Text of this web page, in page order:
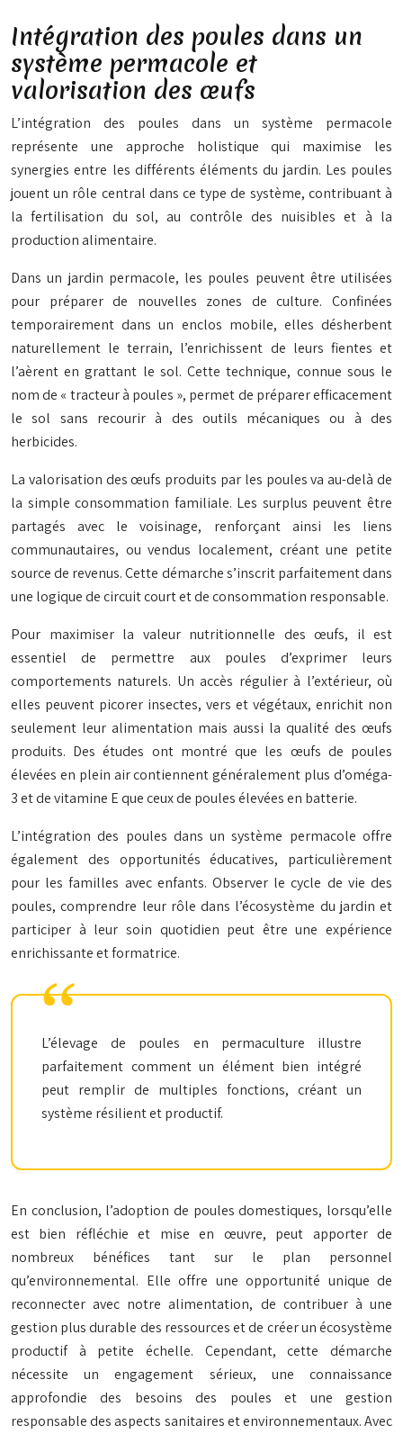
Intégration des poules dans un
système permacole et
valorisation des œufs
L’intégration des poules dans un système permacole
représente une approche holistique qui maximise les
synergies entre les différents éléments du jardin. Les poules
jouent un rôle central dans ce type de système, contribuant à
la fertilisation du sol, au contrôle des nuisibles et à la
production alimentaire.
Dans un jardin permacole, les poules peuvent être utilisées
pour préparer de nouvelles zones de culture. Confinées
temporairement dans un enclos mobile, elles désherbent
naturellement le terrain, l’enrichissent de leurs fientes et
l’aèrent en grattant le sol. Cette technique, connue sous le
nom de « tracteur à poules », permet de préparer efficacement
le sol sans recourir à des outils mécaniques ou à des
herbicides.
La valorisation des œufs produits par les poules va au-delà de
la simple consommation familiale. Les surplus peuvent être
partagés avec le voisinage, renforçant ainsi les liens
communautaires, ou vendus localement, créant une petite
source de revenus. Cette démarche s’inscrit parfaitement dans
une logique de circuit court et de consommation responsable.
Pour maximiser la valeur nutritionnelle des œufs, il est
essentiel de permettre aux poules d’exprimer leurs
comportements naturels. Un accès régulier à l’extérieur, où
elles peuvent picorer insectes, vers et végétaux, enrichit non
seulement leur alimentation mais aussi la qualité des œufs
produits. Des études ont montré que les œufs de poules
élevées en plein air contiennent généralement plus d’oméga-
3 et de vitamine E que ceux de poules élevées en batterie.
L’intégration des poules dans un système permacole offre
également des opportunités éducatives, particulièrement
pour les familles avec enfants. Observer le cycle de vie des
poules, comprendre leur rôle dans l’écosystème du jardin et
participer à leur soin quotidien peut être une expérience
enrichissante et formatrice.
L’élevage de poules en permaculture illustre
parfaitement comment un élément bien intégré
peut remplir de multiples fonctions, créant un
système résilient et productif.
En conclusion, l’adoption de poules domestiques, lorsqu’elle
est bien réfléchie et mise en œuvre, peut apporter de
nombreux bénéfices tant sur le plan personnel
qu’environnemental. Elle offre une opportunité unique de
reconnecter avec notre alimentation, de contribuer à une
gestion plus durable des ressources et de créer un écosystème
productif à petite échelle. Cependant, cette démarche
nécessite un engagement sérieux, une connaissance
approfondie des besoins des poules et une gestion
responsable des aspects sanitaires et environnementaux. Avec